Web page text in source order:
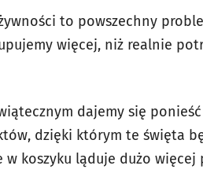
to powszechny
więcej, niż realnie
dajemy się
dzięki którym te święta
w koszyku ląduje dużo